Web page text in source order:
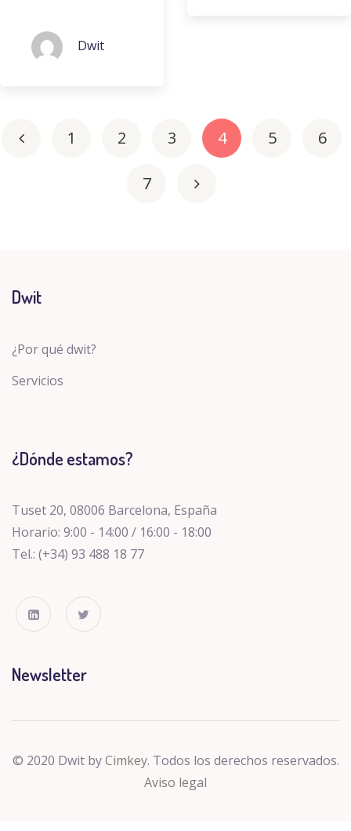
Dwit
1 2 3 4 5 6
7
Dwit
¿Por qué dwit?
Servicios
¿Dónde estamos?
Tuset 20, 08006 Barcelona, España
Horario: 9:00 - 14:00 / 16:00 - 18:00
Tel.: (+34) 93 488 18 77
Newsletter
© 2020 Dwit byCimkey. Todos los derechos reservados.
Aviso legal